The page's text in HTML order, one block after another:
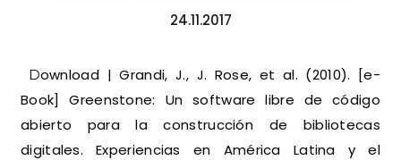
24.11.2017
Download | Grandi, J., J. Rose, et al. (2010). [e-
Book] Greenstone: Un software libre de código
abierto para la construcción de bibliotecas
digitales. Experiencias en América Latina y el